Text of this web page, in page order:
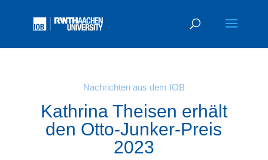
Nachrichten aus dem IOB
Kathrina Theisen erhält
den Otto-Junker-Preis
2023